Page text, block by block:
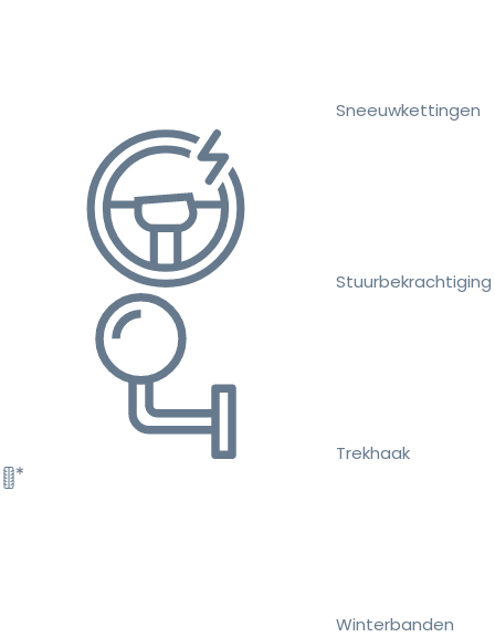
Sneeuwkettingen
Stuurbekrachtiging
Trekhaak
Winterbanden